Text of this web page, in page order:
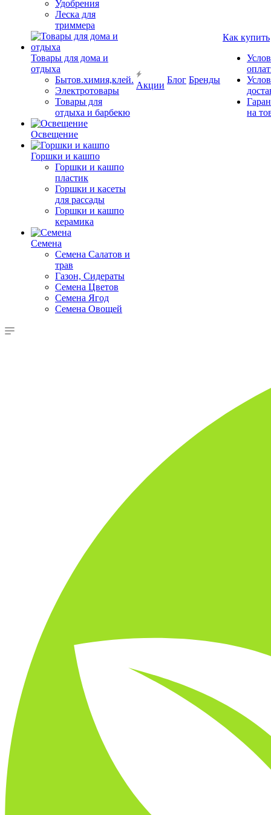
Удобрения
Леска для
триммера
Товары для дома и
отдыха
Бытов.химия,клей.
Электротовары
Товары для
отдыха и барбекю
Освещение
Горшки и кашпо
Горшки и кашпо
пластик
Горшки и касеты
для рассады
Горшки и кашпо
керамика
Семена
Семена Салатов и
трав
Газон, Сидераты
Семена Цветов
Семена Ягод
Семена Овощей
Акции
Блог Бренды
Как купить
на